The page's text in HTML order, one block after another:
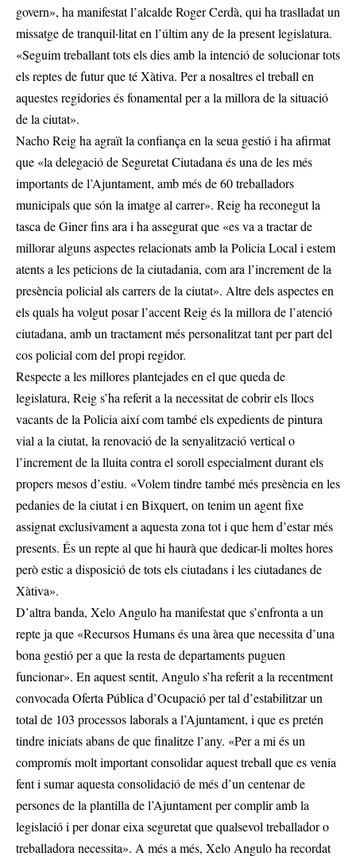
govern», ha manifestat l’alcalde Roger Cerdà, qui ha traslladat un
missatge de tranquil·litat en l’últim any de la present legislatura.
«Seguim treballant tots els dies amb la intenció de solucionar tots
els reptes de futur que té Xàtiva. Per a nosaltres el treball en
aquestes regidories és fonamental per a la millora de la situació
de la ciutat».
Nacho Reig ha agraït la confiança en la seua gestió i ha afirmat
que «la delegació de Seguretat Ciutadana és una de les més
importants de l’Ajuntament, amb més de 60 treballadors
municipals que són la imatge al carrer». Reig ha reconegut la
tasca de Giner fins ara i ha assegurat que «es va a tractar de
millorar alguns aspectes relacionats amb la Policia Local i estem
atents a les peticions de la ciutadania, com ara l’increment de la
presència policial als carrers de la ciutat». Altre dels aspectes en
els quals ha volgut posar l’accent Reig és la millora de l’atenció
ciutadana, amb un tractament més personalitzat tant per part del
cos policial com del propi regidor.
Respecte a les millores plantejades en el que queda de
legislatura, Reig s’ha referit a la necessitat de cobrir els llocs
vacants de la Policia així com també els expedients de pintura
vial a la ciutat, la renovació de la senyalització vertical o
l’increment de la lluita contra el soroll especialment durant els
propers mesos d’estiu. «Volem tindre també més presència en les
pedanies de la ciutat i en Bixquert, on tenim un agent fixe
assignat exclusivament a aquesta zona tot i que hem d’estar més
presents. És un repte al que hi haurà que dedicar-li moltes hores
però estic a disposició de tots els ciutadans i les ciutadanes de
Xàtiva».
D’altra banda, Xelo Angulo ha manifestat que s’enfronta a un
repte ja que «Recursos Humans és una àrea que necessita d’una
bona gestió per a que la resta de departaments puguen
funcionar». En aquest sentit, Angulo s’ha referit a la recentment
convocada Oferta Pública d’Ocupació per tal d’estabilitzar un
total de 103 processos laborals a l’Ajuntament, i que es pretén
tindre iniciats abans de que finalitze l’any. «Per a mi és un
compromís molt important consolidar aquest treball que es venia
fent i sumar aquesta consolidació de més d’un centenar de
persones de la plantilla de l’Ajuntament per complir amb la
legislació i per donar eixa seguretat que qualsevol treballador o
treballadora necessita». A més a més, Xelo Angulo ha recordat